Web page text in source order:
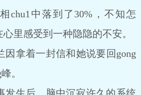
chu1中落到了30%，不知怎
里感受到一种隐隐的不安。
拿着一封信和她说要回gong
。